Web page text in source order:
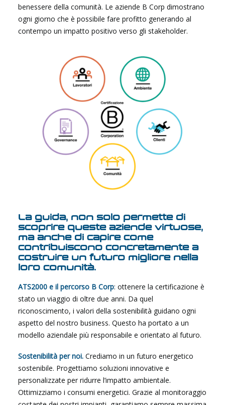
benessere della comunità. Le aziende B Corp dimostrano
ogni giorno che è possibile fare profitto generando al
contempo un impatto positivo verso gli stakeholder.
La guida, non solo permette di
scoprire queste aziende virtuose,
ma anche di capire come
contribuiscono concretamente a
costruire un futuro migliore nella
loro comunità.
ATS2000 e il percorso B Corp: ottenere la certificazione è
stato un viaggio di oltre due anni. Da quel
riconoscimento, i valori della sostenibilità guidano ogni
aspetto del nostro business. Questo ha portato a un
modello aziendale più responsabile e orientato al futuro.
Sostenibilità per noi. Crediamo in un futuro energetico
sostenibile. Progettiamo soluzioni innovative e
personalizzate per ridurre l’impatto ambientale.
Ottimizziamo i consumi energetici. Grazie al monitoraggio